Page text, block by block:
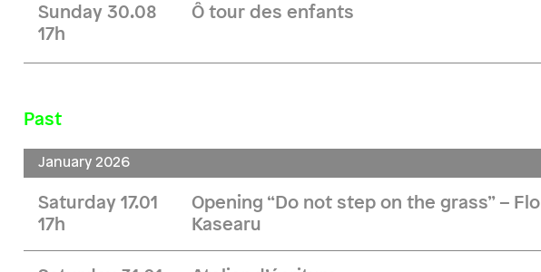
Sunday 30.08
17h
Ô tour des enfants
Past
January 2026
Saturday 17.01
17h
Opening “Do not step on the grass” – Flo
Kasearu